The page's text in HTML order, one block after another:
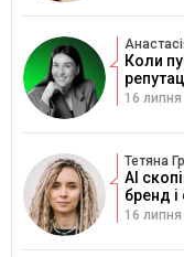
Коли
16 липня
Тетяна
AI
бренд
16 липня